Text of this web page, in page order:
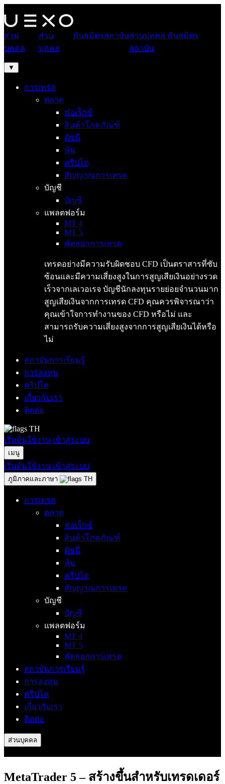
ส่วน
บุคคล
ส่วน
บุคคล
พันธมิตรสถาบันส่วนบุคคลพันธมิตร
สถาบัน
▼
การเทรด
ตลาด
ฟอเร็กซ์
สินค้าโภคภัณฑ์
ดัชนี
หุ้น
คริปโต
สัญญาณการเทรด
บัญชี
บัญชี
แพลตฟอร์ม
MT 4
MT 5
คัดลอกการเทรด
เทรดอย่างมีความรับผิดชอบ CFD เป็นตราสารที่ซับ
ซ้อนและมีความเสี่ยงสูงในการสูญเสียเงินอย่างรวด
เร็วจากเลเวอเรจ บัญชีนักลงทุนรายย่อยจำนวนมาก
สูญเสียเงินจากการเทรด CFD คุณควรพิจารณาว่า
คุณเข้าใจการทำงานของ CFD หรือไม่ และ
สามารถรับความเสี่ยงสูงจากการสูญเสียเงินได้หรือ
ไม่
สถาบันการเรียนรู้
การลงทุน
คริปโต
เกี่ยวกับเรา
ติดต่อ
TH
เริ่มต้นใช้งาน เข้าสู่ระบบ
เมนู
เริ่มต้นใช้งาน เข้าสู่ระบบ
ภูมิภาคและภาษา TH
การเทรด
ตลาด
ฟอเร็กซ์
สินค้าโภคภัณฑ์
ดัชนี
หุ้น
คริปโต
สัญญาณการเทรด
บัญชี
บัญชี
แพลตฟอร์ม
MT 4
MT 5
คัดลอกการเทรด
สถาบันการเรียนรู้
การลงทุน
คริปโต
เกี่ยวกับเรา
ติดต่อ
ส่วนบุคคล
MetaTrader 5 – สร้างขึ้นสําหรับเทรดเดอร์